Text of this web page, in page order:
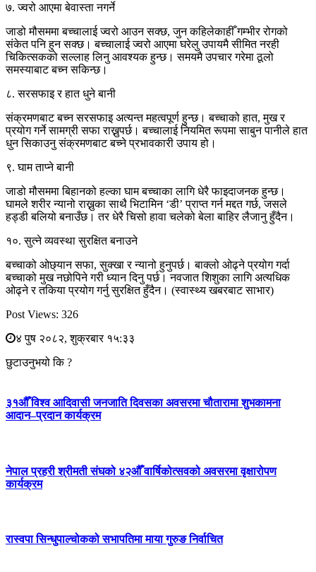
७. ज्वरो आएमा बेवास्ता नगर्ने
जाडो मौसममा बच्चालाई ज्वरो आउन सक्छ, जुन कहिलेकाहीँ गम्भीर रोगको
संकेत पनि हुन सक्छ। बच्चालाई ज्वरो आएमा घरेलु उपायमै सीमित नरही
चिकित्सकको सल्लाह लिनु आवश्यक हुन्छ। समयमै उपचार गरेमा ठूलो
समस्याबाट बच्न सकिन्छ।
८. सरसफाइ र हात धुने बानी
संक्रमणबाट बच्न सरसफाइ अत्यन्त महत्वपूर्ण हुन्छ। बच्चाको हात, मुख र
प्रयोग गर्ने सामग्री सफा राख्नुपर्छ। बच्चालाई नियमित रूपमा साबुन पानीले हात
धुन सिकाउनु संक्रमणबाट बच्ने प्रभावकारी उपाय हो।
९. घाम ताप्ने बानी
जाडो मौसममा बिहानको हल्का घाम बच्चाका लागि धेरै फाइदाजनक हुन्छ।
घामले शरीर न्यानो राख्नुका साथै भिटामिन ‘डी’ प्राप्त गर्न मद्दत गर्छ, जसले
हड्डी बलियो बनाउँछ। तर धेरै चिसो हावा चलेको बेला बाहिर लैजानु हुँदैन।
१०. सुत्ने व्यवस्था सुरक्षित बनाउने
बच्चाको ओछ्यान सफा, सुक्खा र न्यानो हुनुपर्छ। बाक्लो ओढ्ने प्रयोग गर्दा
बच्चाको मुख नछोपिने गरी ध्यान दिनु पर्छ। नवजात शिशुका लागि अत्यधिक
ओढ्ने र तकिया प्रयोग गर्नु सुरक्षित हुँदैन। (स्वास्थ्य खबरबाट साभार)
Post Views: 326
४ पुष २०८२, शुक्रबार १५:३३
छुटाउनुभयो कि ?
३१औँ विश्व आदिवासी जनजाति दिवसका अवसरमा चौतारामा शुभकामना
आदान–प्रदान कार्यक्रम
नेपाल प्रहरी श्रीमती संघको ४२औँ वार्षिकोत्सवको अवसरमा वृक्षारोपण
कार्यक्रम
रास्वपा सिन्धुपाल्चोकको सभापतिमा माया गुरुङ निर्वाचित